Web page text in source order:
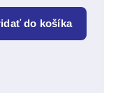
do košíka